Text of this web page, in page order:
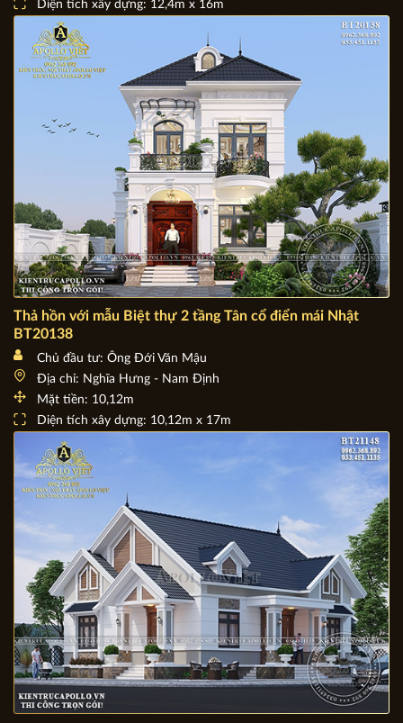
Chủ đầu tư: Anh Nguyễn Văn Hà
Địa chỉ: Hoa Lư - Ninh Bình
Mặt tiền: 12,4m
Diện tích xây dựng: 12,4m x 16m
Thả hồn với mẫu Biệt thự 2 tầng Tân cổ điển mái Nhật
BT20138
Chủ đầu tư: Ông Đới Văn Mậu
Địa chỉ: Nghĩa Hưng - Nam Định
Mặt tiền: 10,12m
Diện tích xây dựng: 10,12m x 17m